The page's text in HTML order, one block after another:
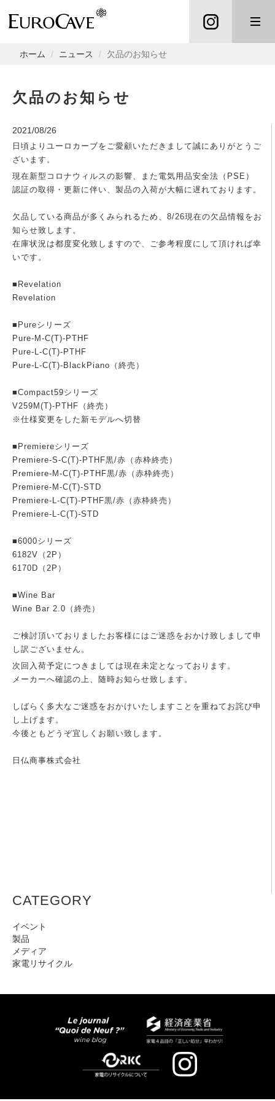
ホーム ニュース 欠品のお知らせ
欠品のお知らせ
2021/08/26
日頃よりユーロカーブをご愛顧いただきまして誠にありがとうご
ざいます。
現在新型コロナウィルスの影響、また電気用品安全法（PSE）
認証の取得・更新に伴い、製品の入荷が大幅に遅れております。
欠品している商品が多くみられるため、8/26現在の欠品情報をお
知らせ致します。
在庫状況は都度変化致しますので、ご参考程度にして頂ければ幸
いです。
■Revelation
Revelation
■Pureシリーズ
Pure-M-C(T)-PTHF
Pure-L-C(T)-PTHF
Pure-L-C(T)-BlackPiano（終売）
■Compact59シリーズ
V259M(T)-PTHF（終売）
※仕様変更をした新モデルへ切替
■Premiereシリーズ
Premiere-S-C(T)-PTHF黒/赤（赤枠終売）
Premiere-M-C(T)-PTHF黒/赤（赤枠終売）
Premiere-M-C(T)-STD
Premiere-L-C(T)-PTHF黒/赤（赤枠終売）
Premiere-L-C(T)-STD
■6000シリーズ
6182V（2P）
6170D（2P）
■Wine Bar
Wine Bar 2.0（終売）
ご検討頂いておりましたお客様にはご迷惑をおかけ致しまして申
し訳ございません。
次回入荷予定につきましては現在未定となっております。
メーカーへ確認の上、随時お知らせ致します。
しばらく多大なご迷惑をおかけいたしますことを重ねてお詫び申
し上げます。
今後ともどうぞ宜しくお願い致します。
日仏商事株式会社
CATEGORY
イベント
製品
メディア
家電リサイクル